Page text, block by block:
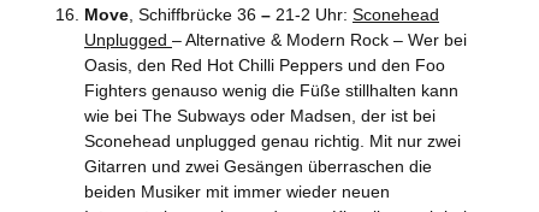
Move , Schiffbrücke 36 – 21-2 Uhr: Sconehead
Unplugged – Alternative & Modern Rock – Wer bei
Oasis, den Red Hot Chilli Peppers und den Foo
Fighters genauso wenig die Füße stillhalten kann
wie bei The Subways oder Madsen, der ist bei
Sconehead unplugged genau richtig. Mit nur zwei
Gitarren und zwei Gesängen überraschen die
beiden Musiker mit immer wieder neuen